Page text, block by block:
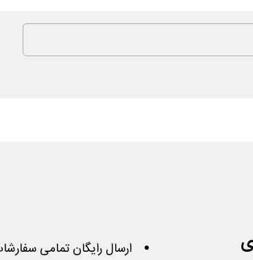
ارسال رایگان تمامی